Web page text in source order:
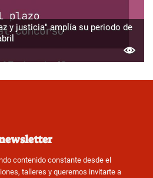
y justicia" amplía su periodo de
contenido constante desde el
talleres y queremos invitarte a